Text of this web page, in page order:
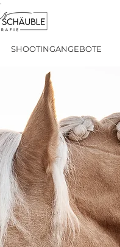
SHOOTINGANGEBOTE